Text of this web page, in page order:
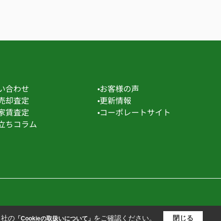
合わせ
却査定
賃査定
ちコラム
お客様の声
更新情報
コーポレートサイト
の「Cookieの取扱いについて」 をご確認ください。 閉じる